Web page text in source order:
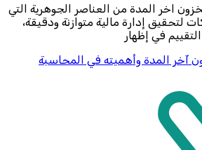
اخر المدة من العناصر الجوهرية التي
لتحقيق إدارة مالية متوازنة ودقيقة،
في إظهار
آخر المدة وأهميته في المحاسبة